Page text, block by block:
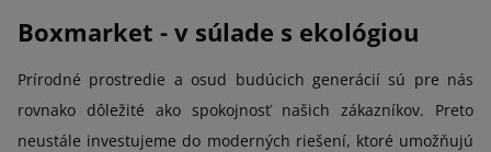
Boxmarket - v súlade s ekológiou
Prírodné prostredie a osud budúcich generácií sú pre nás
rovnako dôležité ako spokojnosť našich zákazníkov. Preto
neustále investujeme do moderných riešení, ktoré umožňujú